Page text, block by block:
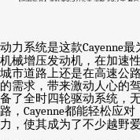
动力系统是这款Cayenne最
机械增压发动机，在加速
城市道路上还是在高速公
的需求，带来激动人心的
备了全时四轮驱动系统，
路， Cayenne都能轻松应对
力，使其成为了不少越野